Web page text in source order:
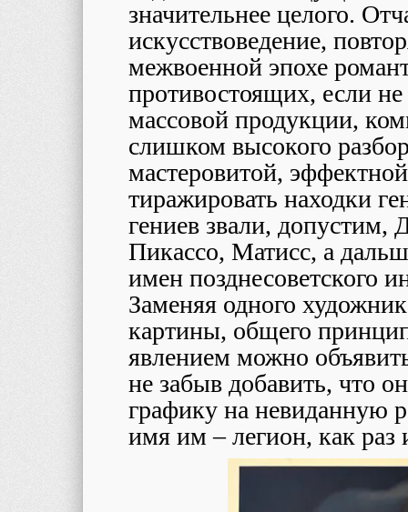
значительнее целого.
искусствоведение,
межвоенной эпохе
противостоящих, если не
массовой продукции,
слишком высокого
мастеровитой,
тиражировать находки
гениев звали, допустим,
Пикассо, Матисс, а
имен позднесоветского
Заменяя одного
картины, общего
явлением можно
не забыв добавить, что
графику на невиданную
имя им – легион, как раз